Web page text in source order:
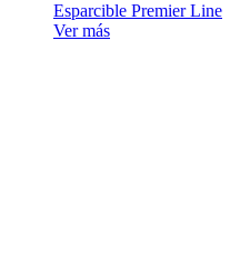
Esparcible Premier Line
Ver más